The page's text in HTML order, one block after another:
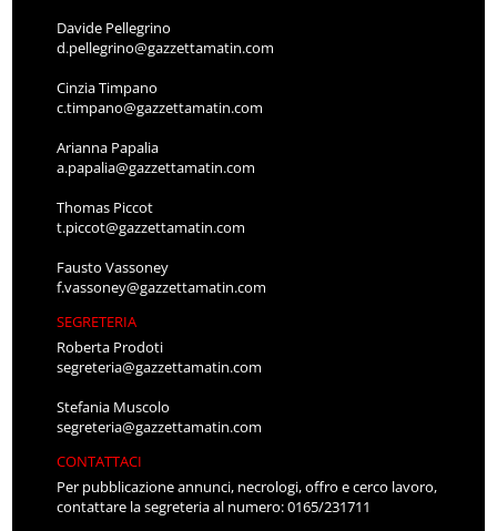
Davide Pellegrino
d.pellegrino@gazzettamatin.com
Cinzia Timpano
c.timpano@gazzettamatin.com
Arianna Papalia
a.papalia@gazzettamatin.com
Thomas Piccot
t.piccot@gazzettamatin.com
Fausto Vassoney
f.vassoney@gazzettamatin.com
SEGRETERIA
Roberta Prodoti
segreteria@gazzettamatin.com
Stefania Muscolo
segreteria@gazzettamatin.com
CONTATTACI
Per pubblicazione annunci, necrologi, offro e cerco lavoro,
contattare la segreteria al numero: 0165/231711